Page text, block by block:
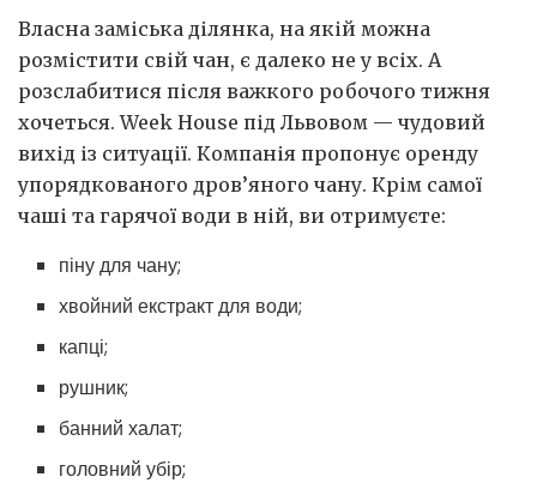
Власна заміська ділянка, на якій можна
розмістити свій чан, є далеко не у всіх. А
розслабитися після важкого робочого тижня
хочеться. Week House під Львовом — чудовий
вихід із ситуації. Компанія пропонує оренду
упорядкованого дров’яного чану. Крім самої
чаші та гарячої води в ній, ви отримуєте:
піну для чану;
хвойний екстракт для води;
капці;
рушник;
банний халат;
головний убір;